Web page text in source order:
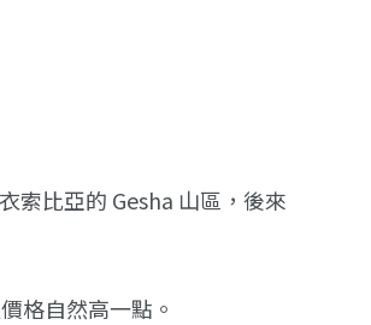
索比亞的 Gesha 山區，後來
格自然高一點。